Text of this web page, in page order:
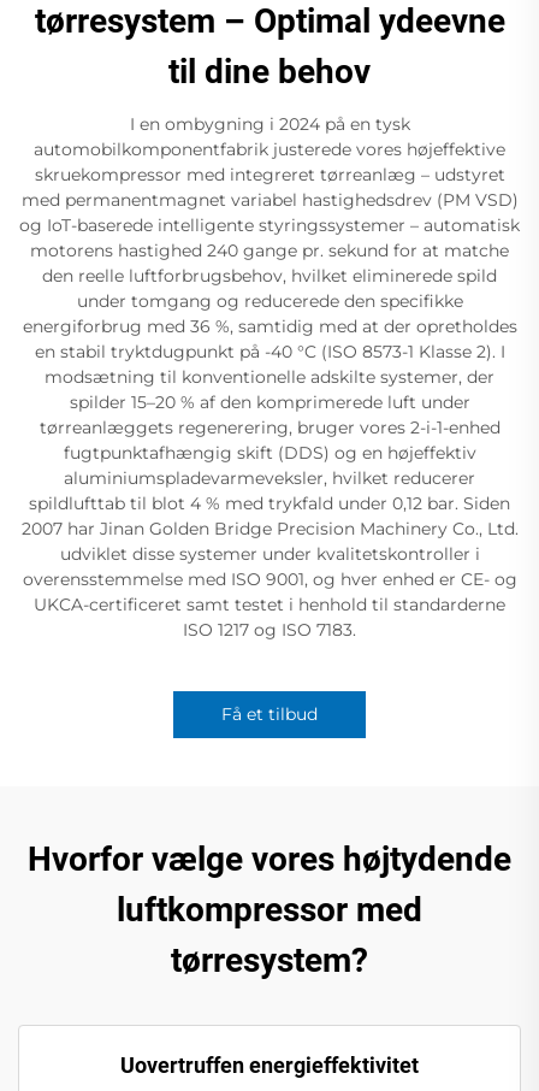
tørresystem – Optimal ydeevne
til dine behov
I en ombygning i 2024 på en tysk
automobilkomponentfabrik justerede vores højeffektive
skruekompressor med integreret tørreanlæg – udstyret
med permanentmagnet variabel hastighedsdrev (PM VSD)
og IoT-baserede intelligente styringssystemer – automatisk
motorens hastighed 240 gange pr. sekund for at matche
den reelle luftforbrugsbehov, hvilket eliminerede spild
under tomgang og reducerede den specifikke
energiforbrug med 36 %, samtidig med at der opretholdes
en stabil tryktdugpunkt på -40 °C (ISO 8573-1 Klasse 2). I
modsætning til konventionelle adskilte systemer, der
spilder 15–20 % af den komprimerede luft under
tørreanlæggets regenerering, bruger vores 2-i-1-enhed
fugtpunktafhængig skift (DDS) og en højeffektiv
aluminiumspladevarmeveksler, hvilket reducerer
spildlufttab til blot 4 % med trykfald under 0,12 bar. Siden
2007 har Jinan Golden Bridge Precision Machinery Co., Ltd.
udviklet disse systemer under kvalitetskontroller i
overensstemmelse med ISO 9001, og hver enhed er CE- og
UKCA-certificeret samt testet i henhold til standarderne
ISO 1217 og ISO 7183.
Få et tilbud
Hvorfor vælge vores højtydende
luftkompressor med
tørresystem?
Uovertruffen energieffektivitet